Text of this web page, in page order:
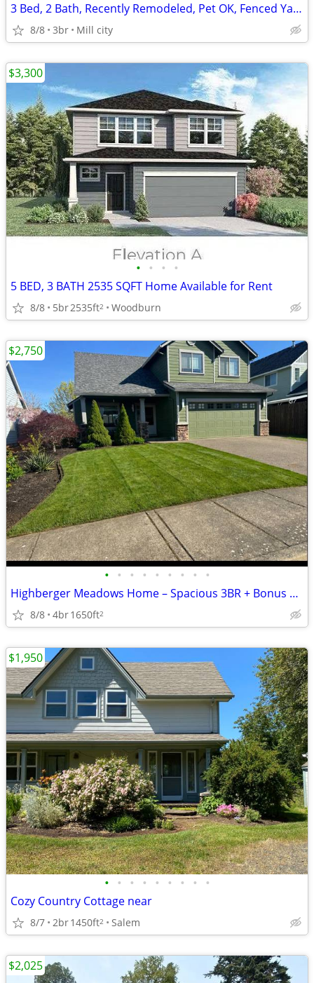
3 Bed, 2 Bath, Recently Remodeled, Pet OK, Fenced Yard, Garage
8/8 3br Mill city
• • • •
5 BED, 3 BATH 2535 SQFT Home Available for Rent
8/8 5br2535ft2 Woodburn
$3,300
• • • • • • • • •
Highberger Meadows Home – Spacious 3BR + Bonus Room & RV Parking
8/8 4br1650ft2
$2,750
• • • • • • • • •
Cozy Country Cottage near
8/7 2br1450ft2 Salem
$1,950
$2,025